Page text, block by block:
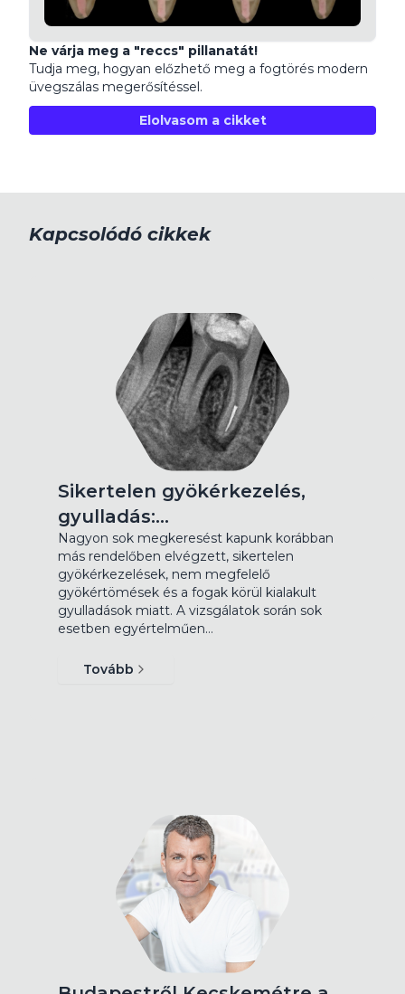
Ne várja meg a "reccs" pillanatát!
Tudja meg, hogyan előzhető meg a fogtörés modern
üvegszálas megerősítéssel.
Elolvasom a cikket
Kapcsolódó cikkek
Sikertelen gyökérkezelés,
gyulladás:…
Nagyon sok megkeresést kapunk korábban
más rendelőben elvégzett, sikertelen
gyökérkezelések, nem megfelelő
gyökértömések és a fogak körül kialakult
gyulladások miatt. A vizsgálatok során sok
esetben egyértelműen…
Tovább